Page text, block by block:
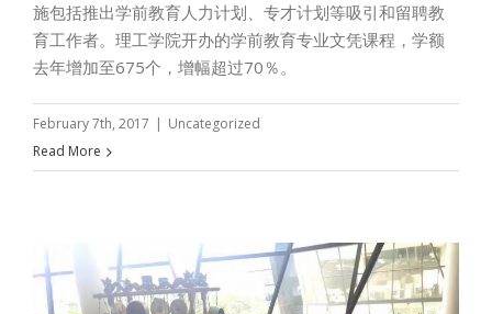
施包括推出学前教育人力计划、专才计划等吸引和留聘教
育工作者。理工学院开办的学前教育专业文凭课程，学额
去年增加至675个，增幅超过70％。
February 7th, 2017 | Uncategorized
Read More